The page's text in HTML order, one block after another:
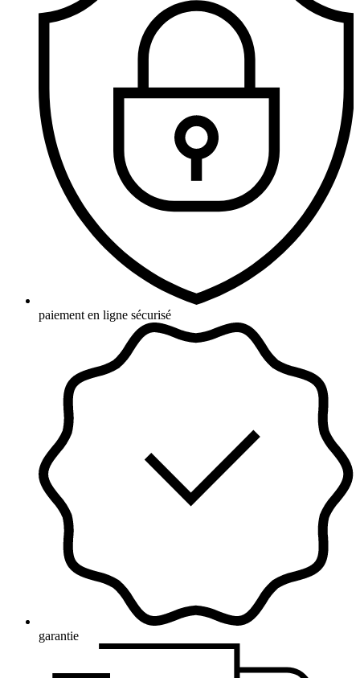
paiement en ligne sécurisé
garantie